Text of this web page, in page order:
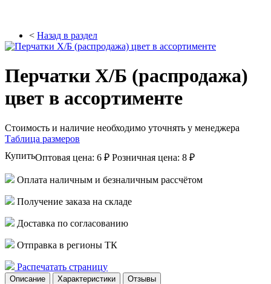
< Назад в раздел
Перчатки Х/Б (распродажа)
цвет в ассортименте
Стоимость и наличие необходимо уточнять у менеджера
Таблица размеров
Оптовая цена: 6 ₽ Розничная цена: 8 ₽
Купить
Оплата наличным и безналичным рассчётом
Получение заказа на складе
Доставка по согласованию
Отправка в регионы ТК
Распечатать страницу
Описание Характеристики Отзывы